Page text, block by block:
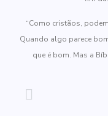
“Como cristãos,
Quando algo parece
que é bom. Mas a